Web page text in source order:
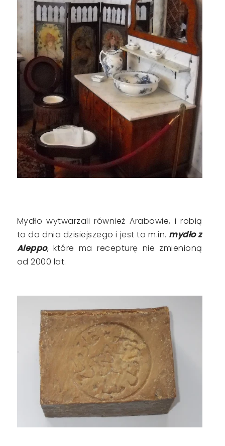
Mydło wytwarzali również Arabowie, i robią
to do dnia dzisiejszego i jest to m.in. mydło z
Aleppo, które ma recepturę nie zmienioną
od 2000 lat.